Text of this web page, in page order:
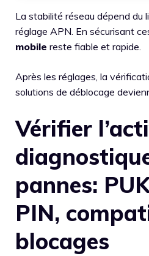
La stabilité réseau dépend du
réglage APN. En sécurisant
mobile reste fiable et rapide.
Après les réglages, la
solutions de déblocage
Vérifier
pannes:
PIN,
blocages